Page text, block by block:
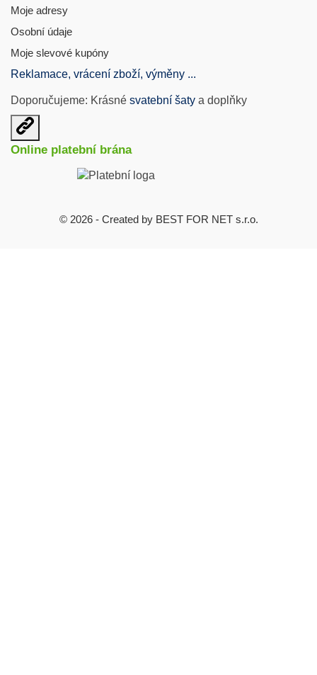
Moje adresy
Osobní údaje
Moje slevové kupóny
Reklamace, vrácení zboží, výměny ...
Doporučujeme: Krásné svatební šaty a doplňky
Otevřit
užitečné
odkazy
Online platební brána
© 2026 - Created by BEST FOR NET s.r.o.